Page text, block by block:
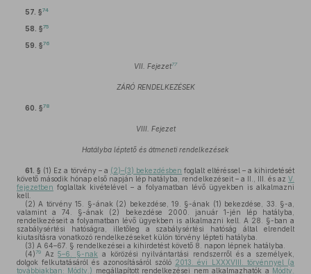
57. §74
58. §75
59. §76
VII. Fejezet77
ZÁRÓ RENDELKEZÉSEK
60. §78
VIII. Fejezet
Hatályba léptető és átmeneti rendelkezések
61. § (1) Ez a törvény – a (2)–(3) bekezdésben foglalt eltéréssel – a kihirdetését
követő második hónap első napján lép hatályba, rendelkezéseit – a II., III. és az V.
fejezetben foglaltak kivételével – a folyamatban lévő ügyekben is alkalmazni
kell.
(2) A törvény 15. §-ának (2) bekezdése, 19. §-ának (1) bekezdése, 33. §-a,
valamint a 74. §-ának (2) bekezdése 2000. január 1-jén lép hatályba,
rendelkezéseit a folyamatban lévő ügyekben is alkalmazni kell. A 28. §-ban a
szabálysértési hatóságra, illetőleg a szabálysértési hatóság által elrendelt
kiutasításra vonatkozó rendelkezéseket külön törvény lépteti hatályba.
(3) A 64–67. § rendelkezései a kihirdetést követő 8. napon lépnek hatályba.
(4)79 Az5–6. §-nak a körözési nyilvántartási rendszerről és a személyek,
dolgok felkutatásáról és azonosításáról szóló 2013. évi LXXXVIII. törvénnyel (a
továbbiakban: Módtv.) megállapított rendelkezései nem alkalmazhatók a Módtv.